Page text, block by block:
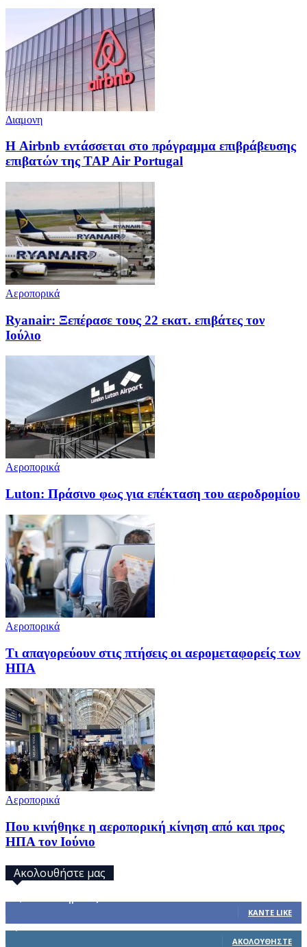
Διαμονη
Η Airbnb εντάσσεται στο πρόγραμμα επιβράβευσης
επιβατών της TAP Air Portugal
Αεροπορικά
Ryanair: Ξεπέρασε τους 22 εκατ. επιβάτες τον
Ιούλιο
Αεροπορικά
Luton: Πράσινο φως για επέκταση του αεροδρομίου
Αεροπορικά
Τι απαγορεύουν στις πτήσεις οι αερομεταφορείς των
ΗΠΑ
Αεροπορικά
Που κινήθηκε η αεροπορική κίνηση από και προς
ΗΠΑ τον Ιούνιο
Ακολουθήστε μας
ΚΆΝΤΕ LIKE
ΑΚΟΛΟΥΘΉΣΤΕ